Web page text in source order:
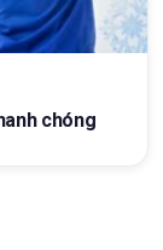
chóng